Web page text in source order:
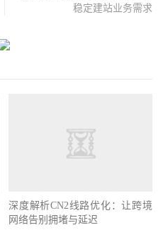
稳定建站业务需求
深度解析CN2线路优化：让跨境
网络告别拥堵与延迟